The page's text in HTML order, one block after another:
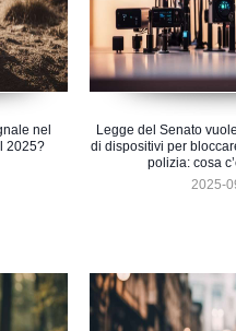
nel
2025?
Legge del Senato
di dispositivi per
polizia: cosa
2025-